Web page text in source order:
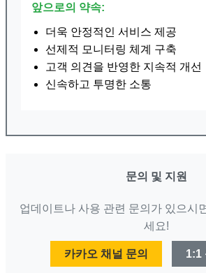
앞으로의 약속:
더욱 안정적인 서비스 제공
선제적 모니터링 체계 구축
고객 의견을 반영한 지속적 개선
신속하고 투명한 소통
문의 및 지원
업데이트나 사용 관련 문의가 있으시
세요!
카카오 채널 문의 1:1